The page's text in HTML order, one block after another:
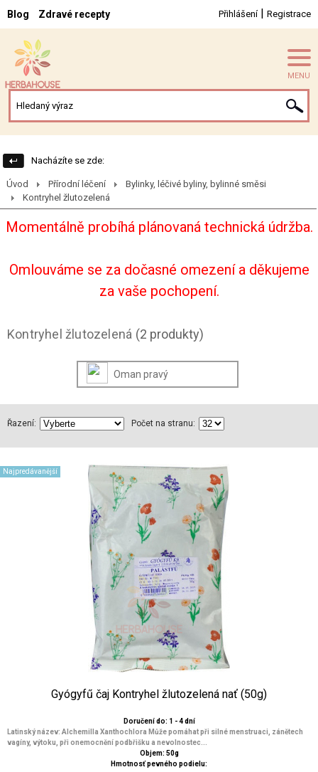
Blog Zdravé recepty Přihlášení| Registrace
MENU
Nacházíte se zde:
Úvod Přírodní léčení
Bylinky, léčivé byliny, bylinné směsi
Kontryhel žlutozelená
Momentálně probíhá plánovaná technická údržba.
Omlouváme se za dočasné omezení a děkujeme
za vaše pochopení.
Kontryhel žlutozelená (2 produkty)
Oman pravý
Řazení: Počet na stranu:
Najpredávanější
Gyógyfű čaj Kontryhel žlutozelená nať (50g)
Doručení do: 1 - 4 dní
Latinský název: Alchemilla Xanthochlora Může pomáhat při silné menstruaci, zánětech
vagíny, výtoku, při onemocnění podbřišku a nevolnostec...
Objem: 50g
Hmotnosť pevného podielu: